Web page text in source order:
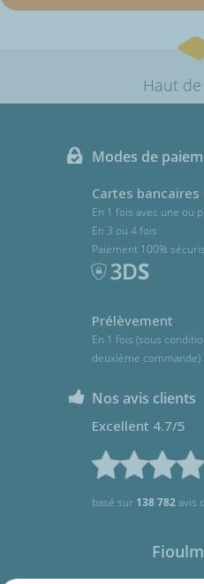
Haut
Modes de
Cartes bancaires
En 1 fois avec une ou
En 3 ou 4 fois
Paiement 100%
Prélèvement
En 1 fois (sous
deuxième commande)
Nos avis clients
Excellent 4.7/5
basé sur 138 782avis